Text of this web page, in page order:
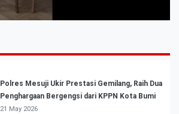
Polres Mesuji Ukir Prestasi Gemilang, Raih Dua
Penghargaan Bergengsi dari KPPN Kota Bumi
21 May 2026